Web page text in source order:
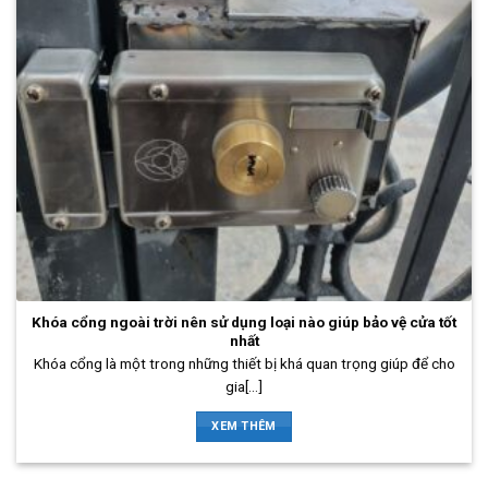
Khóa cổng ngoài trời nên sử dụng loại nào giúp bảo vệ cửa tốt
nhất
Khóa cổng là một trong những thiết bị khá quan trọng giúp để cho
gia[...]
XEM THÊM